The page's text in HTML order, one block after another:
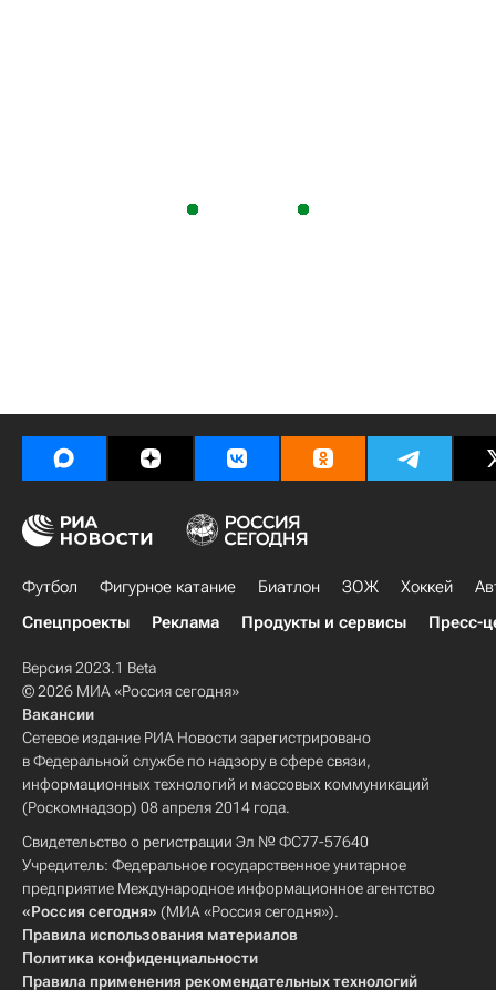
Футбол Фигурное катание Биатлон ЗОЖ Хоккей
Спецпроекты
Реклама Продукты и сервисы Пресс-
Версия 2023.1 Beta
© 2026 МИА «Россия сегодня»
Вакансии
Сетевое издание РИА Новости зарегистрировано
в Федеральной службе по надзору в сфере связи,
информационных технологий и массовых коммуникаций
(Роскомнадзор) 08 апреля 2014 года.
Свидетельство о регистрации Эл № ФС77-57640
Учредитель: Федеральное государственное унитарное
предприятие Международное информационное агентство
«Россия сегодня» (МИА «Россия сегодня»).
Правила использования материалов
Политика конфиденциальности
Правила применения рекомендательных технологий